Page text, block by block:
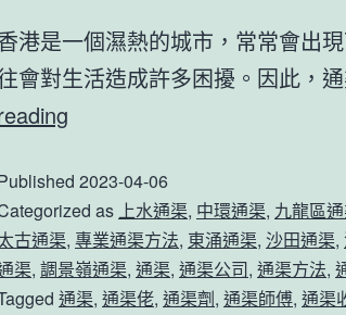
港是一個濕熱的城市，常常會出
會對生活造成許多困擾。因此，
通
渠
師
傅
2023-04-06
as 上水通渠, 中環通渠, 九龍區
古通渠, 專業通渠方法, 東涌通渠, 沙田通渠,
渠, 調景嶺通渠, 通渠, 通渠公司, 通渠方法,
通渠, 通渠佬, 通渠劑, 通渠師傅, 通渠